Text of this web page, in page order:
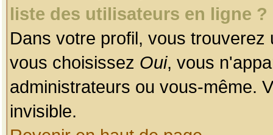
liste des utilisateurs en ligne ?
Dans votre profil, vous
vous choisissez Oui, vous
administrateurs ou vous-même.
invisible.